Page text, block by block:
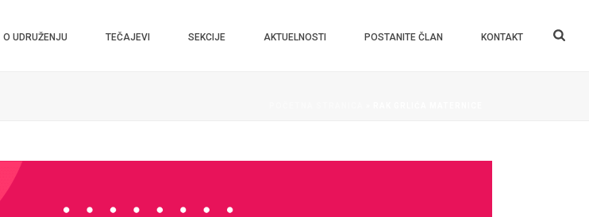
O UDRUŽENJU TEČAJEVI SEKCIJE AKTUELNOSTI POSTANITE ČLAN KONTAKT